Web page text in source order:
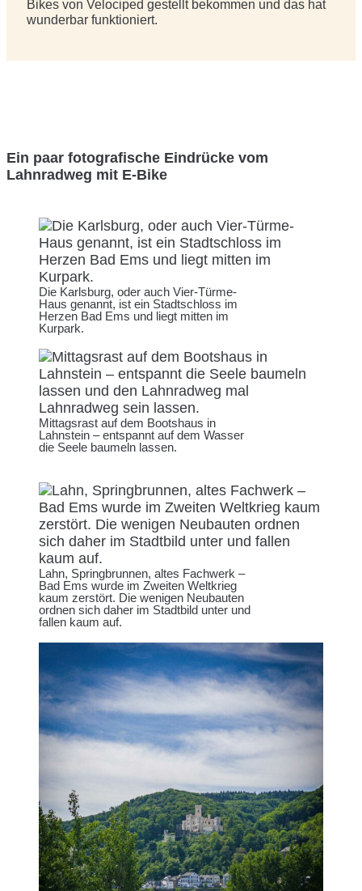
Bikes von Velociped gestellt bekommen und das hat
wunderbar funktioniert.
Ein paar fotografische Eindrücke vom
Lahnradweg mit E-Bike
Die Karlsburg, oder auch Vier-Türme-
Haus genannt, ist ein Stadtschloss im
Herzen Bad Ems und liegt mitten im
Kurpark.
Mittagsrast auf dem Bootshaus in
Lahnstein – entspannt auf dem Wasser
die Seele baumeln lassen.
Lahn, Springbrunnen, altes Fachwerk –
Bad Ems wurde im Zweiten Weltkrieg
kaum zerstört. Die wenigen Neubauten
ordnen sich daher im Stadtbild unter und
fallen kaum auf.